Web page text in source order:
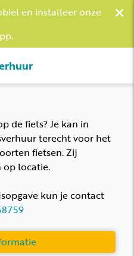
en installeer onze
×
de fiets? Je kan in
terecht voor het
fietsen. Zij
op locatie.
kun je contact